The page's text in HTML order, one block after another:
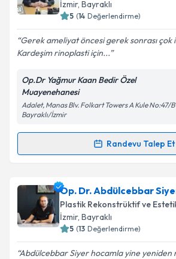
Kişisel verilerimin işlenmesine
Metni'ni okudum ve kişisel
kapsamda işlenmesini kabul
Takvim Talebini
İzmir, Bayraklı
5 (14 Değerlendirme)
Gerek ameliyat öncesi gerek sonrası çok
Kardeşim rinoplasti için...
Op.Dr Yağmur Kaan Bedir Özel
Muayenehanesi
Adalet, Manas Blv. Folkart Towers A Kule No:47/
Bayraklı/İzmir
Randevu Talep Et
Randevu Takvimi Talebi
Op. Dr. Yağmur Kaan Bediriçin
talebi oluşturun. Size bu uzmandan
için bir takvim hazırlandığında e-
bilgilendireceğiz.
E-posta Adresiniz
Op. Dr. Abdülcebbar
Plastik Rekonstrüktif ve
İzmir, Bayraklı
5 (13 Değerlendirme)
Abdülcebbar Siyer hocamla yine yeniden